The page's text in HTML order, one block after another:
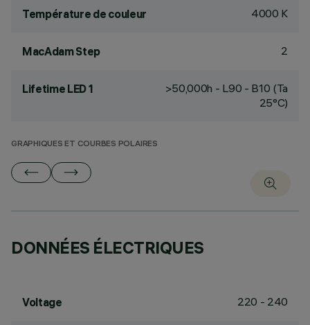
Température de couleur 4000 K
MacAdam Step 2
Lifetime LED 1
>50,000h - L90 - B10 (Ta
25°C)
GRAPHIQUES ET COURBES POLAIRES
DONNÉES ÉLECTRIQUES
Voltage 220 - 240